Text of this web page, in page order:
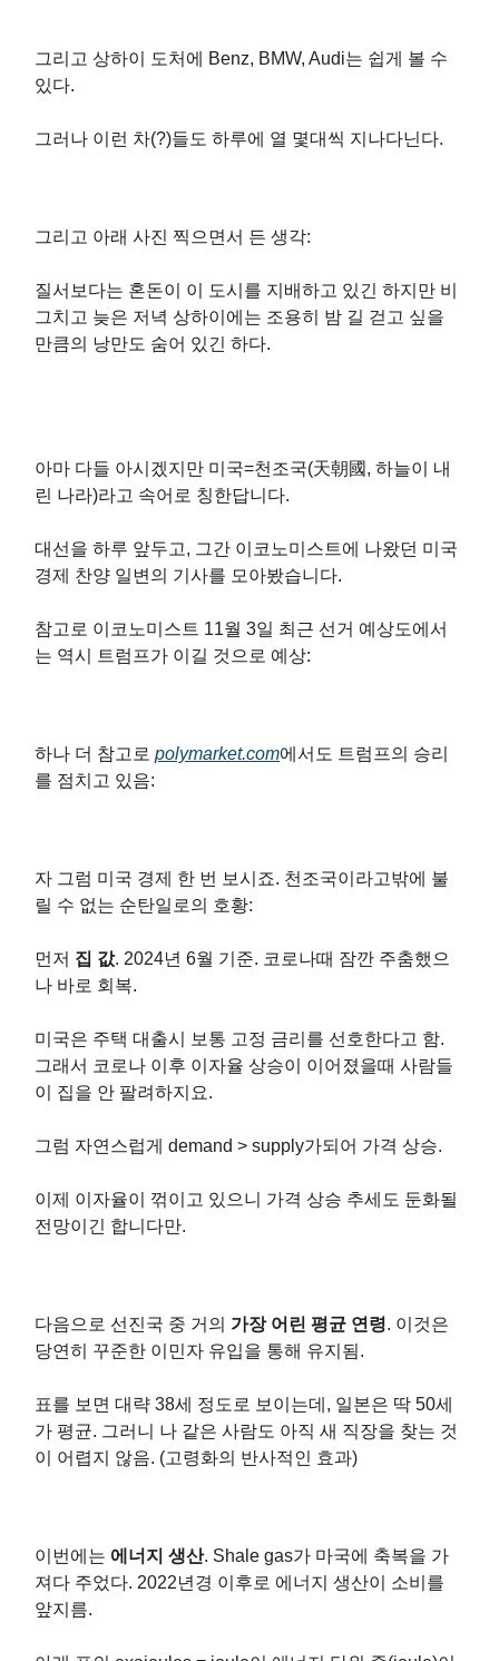
그리고 상하이 도처에 Benz, BMW, Audi는 쉽게 볼 수
있다.
그러나 이런 차(?)들도 하루에 열 몇대씩 지나다닌다.
그리고 아래 사진 찍으면서 든 생각:
질서보다는 혼돈이 이 도시를 지배하고 있긴 하지만 비
그치고 늦은 저녁 상하이에는 조용히 밤 길 걷고 싶을
만큼의 낭만도 숨어 있긴 하다.
아마 다들 아시겠지만 미국=천조국(天朝國, 하늘이 내
린 나라)라고 속어로 칭한답니다.
대선을 하루 앞두고, 그간 이코노미스트에 나왔던 미국
경제 찬양 일변의 기사를 모아봤습니다.
참고로 이코노미스트 11월 3일 최근 선거 예상도에서
는 역시 트럼프가 이길 것으로 예상:
하나 더 참고로 polymarket.com에서도 트럼프의 승리
를 점치고 있음:
자 그럼 미국 경제 한 번 보시죠. 천조국이라고밖에 불
릴 수 없는 순탄일로의 호황:
먼저 집 값. 2024년 6월 기준. 코로나때 잠깐 주춤했으
나 바로 회복.
미국은 주택 대출시 보통 고정 금리를 선호한다고 함.
그래서 코로나 이후 이자율 상승이 이어졌을때 사람들
이 집을 안 팔려하지요.
그럼 자연스럽게 demand > supply가되어 가격 상승.
이제 이자율이 꺾이고 있으니 가격 상승 추세도 둔화될
전망이긴 합니다만.
다음으로 선진국 중 거의 가장 어린 평균 연령. 이것은
당연히 꾸준한 이민자 유입을 통해 유지됨.
표를 보면 대략 38세 정도로 보이는데, 일본은 딱 50세
가 평균. 그러니 나 같은 사람도 아직 새 직장을 찾는 것
이 어렵지 않음. (고령화의 반사적인 효과)
이번에는 에너지 생산. Shale gas가 마국에 축복을 가
져다 주었다. 2022년경 이후로 에너지 생산이 소비를
앞지름.